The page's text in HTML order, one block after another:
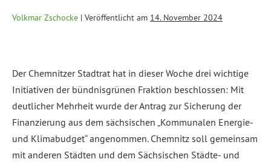
Volkmar Zschocke | Veröffentlicht am 14. November 2024
Der Chemnitzer Stadtrat hat in dieser Woche drei wichtige
Initiativen der bündnisgrünen Fraktion beschlossen: Mit
deutlicher Mehrheit wurde der Antrag zur Sicherung der
Finanzierung aus dem sächsischen „Kommunalen Energie-
und Klimabudget“ angenommen. Chemnitz soll gemeinsam
mit anderen Städten und dem Sächsischen Städte- und